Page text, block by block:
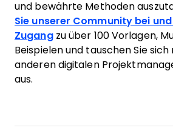
und bewährte Methoden
Sie unserer Community bei
Zugangzu über 100 Vorlagen,
Beispielen und tauschen Sie
anderen digitalen
aus.